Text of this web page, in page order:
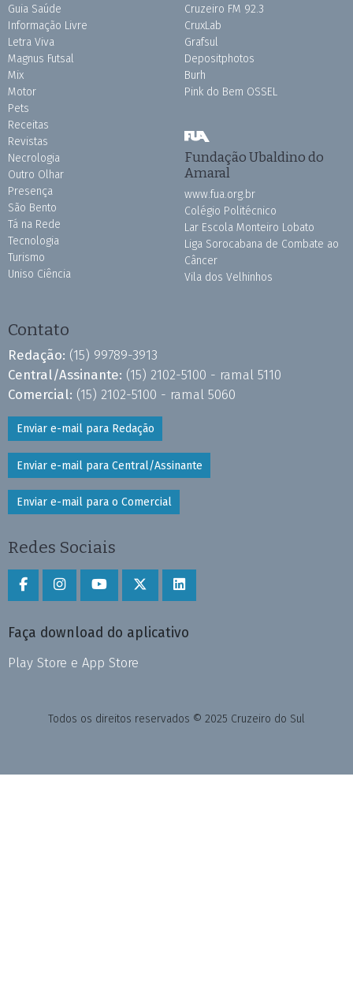
Guia Saúde
Informação Livre
Letra Viva
Magnus Futsal
Mix
Motor
Pets
Receitas
Revistas
Necrologia
Outro Olhar
Presença
São Bento
Tá na Rede
Tecnologia
Turismo
Uniso Ciência
Cruzeiro FM 92.3
CruxLab
Grafsul
Depositphotos
Burh
Pink do Bem OSSEL
Fundação Ubaldino do
Amaral
www.fua.org.br
Colégio Politécnico
Lar Escola Monteiro Lobato
Liga Sorocabana de Combate ao
Câncer
Vila dos Velhinhos
Contato
Redação: (15) 99789-3913
Central/Assinante: (15) 2102-5100 - ramal 5110
Comercial: (15) 2102-5100 - ramal 5060
Enviar e-mail para Redação
Enviar e-mail para Central/Assinante
Enviar e-mail para o Comercial
Redes Sociais
Faça download do aplicativo
Play Store e App Store
Todos os direitos reservados © 2025 Cruzeiro do Sul